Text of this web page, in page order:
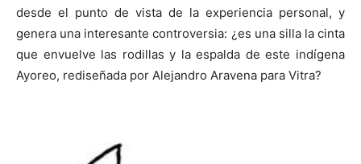
desde el punto de vista de la experiencia personal, y
genera una interesante controversia: ¿es una silla la cinta
que envuelve las rodillas y la espalda de este indígena
Ayoreo, rediseñada por Alejandro Aravena para Vitra?